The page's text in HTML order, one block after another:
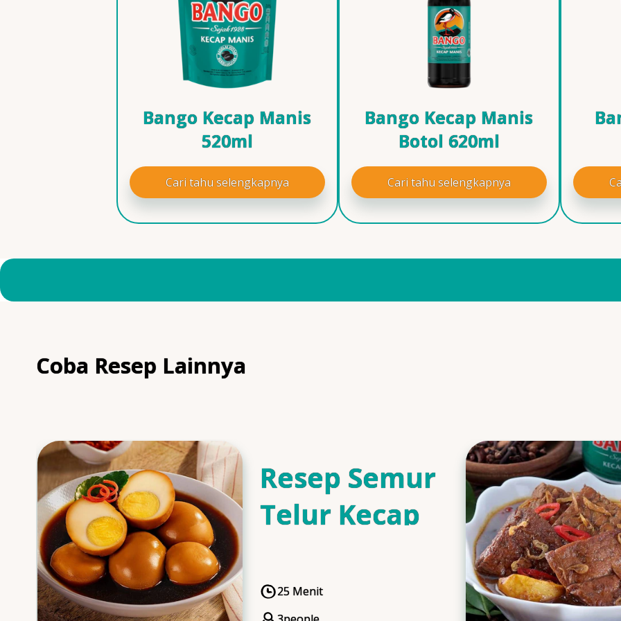
Bango Kecap Manis
520ml
Cari tahu selengkapnya
Bango Kecap Manis
Botol 620ml
Cari tahu selengkapnya
Coba Resep Lainnya
Resep Semur
Telur Kecap
CookingTime
25 Menit